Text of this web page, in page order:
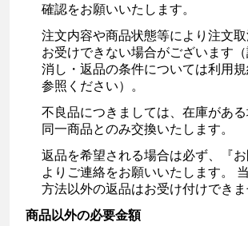
確認をお願いいたします。
注文内容や商品状態等により注文
お受けできない場合がございます
消し・返品の条件については利用
参照ください）。
不良品につきましては、在庫がある
同一商品とのみ交換いたします。
返品を希望される場合は必ず、『お
よりご連絡をお願いいたします。
方法以外の返品はお受け付けできま
商品以外の必要金額